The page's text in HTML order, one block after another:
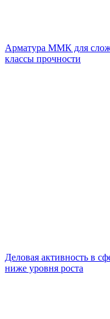
Арматура ММК для
классы прочности
Деловая активность в
ниже уровня роста